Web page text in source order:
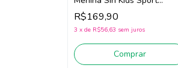
Badminton 44787 (Rosa)
R$169,90
3 x de R$56,63 sem juros
Comprar